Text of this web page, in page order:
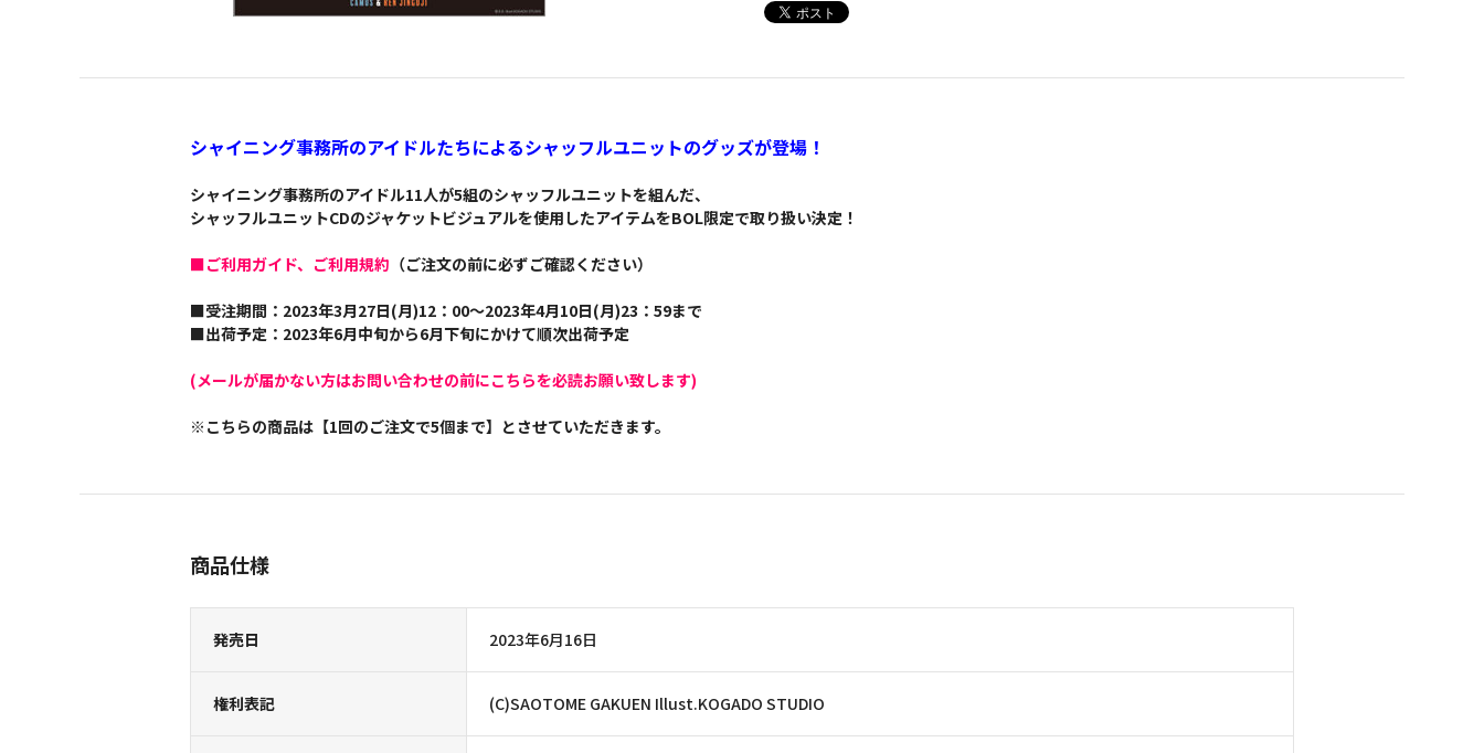
シャイニング事務所のアイドルたちによるシャッフルユニットのグッズが登場！
シャイニング事務所のアイドル11人が5組のシャッフルユニットを組んだ、
シャッフルユニットCDのジャケットビジュアルを使用したアイテムをBOL限定で取り扱い決定！
■ご利用ガイド、ご利用規約 （ご注文の前に必ずご確認ください）
■受注期間：2023年3月27日(月)12：00～2023年4月10日(月)23：59まで
■出荷予定：2023年6月中旬から6月下旬にかけて順次出荷予定
(メールが届かない方はお問い合わせの前にこちらを必読お願い致します)
※こちらの商品は【1回のご注文で5個まで】とさせていただきます。
商品仕様
発売日 2023年6月16日
権利表記 (C)SAOTOME GAKUEN Illust.KOGADO STUDIO